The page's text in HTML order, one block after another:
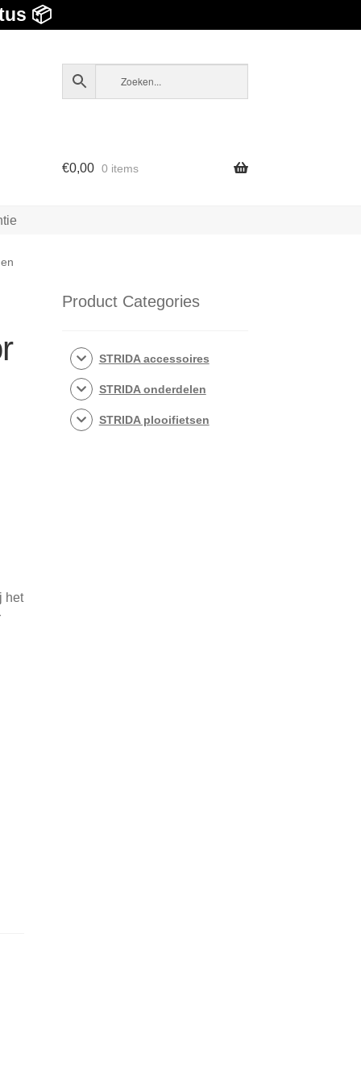
📦
€0,00 0 items
het
Product Categories
STRIDA accessoires
STRIDA onderdelen
STRIDA plooifietsen